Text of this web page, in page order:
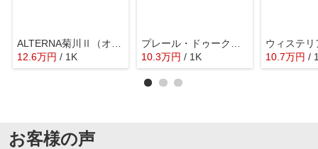
12.6万円 / 1K
10.3万円 / 1K
ウィステリ
10.7万円 /
お客様の声